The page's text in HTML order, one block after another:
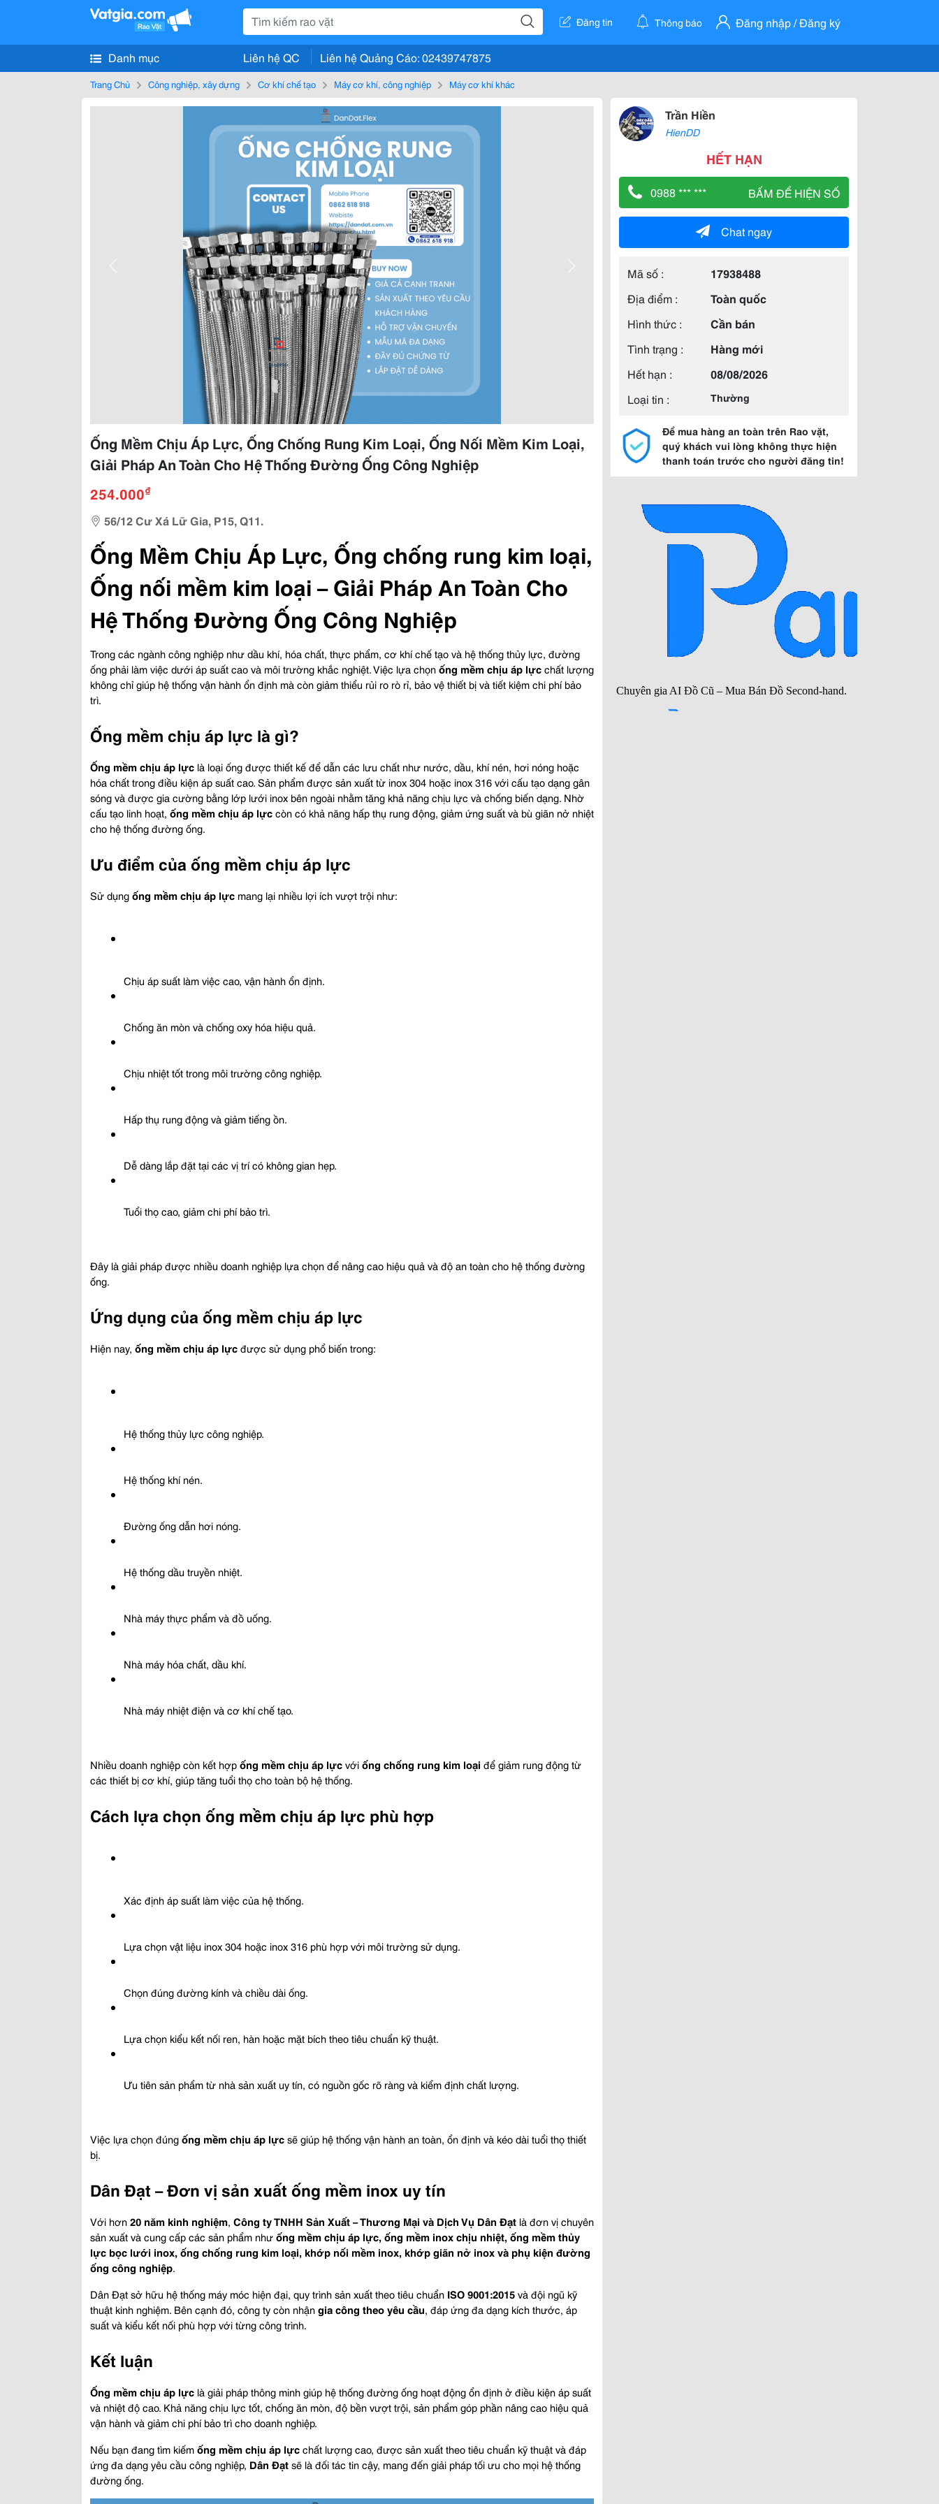
Đăng tin Thông báo Đăng nhập / Đăng ký
Danh mục Liên hệ QC Liên hệ Quảng Cáo: 02439747875
Trang Chủ Công nghiệp, xây dựng Cơ khí chế tạo Máy cơ khí, công nghiệp Máy cơ khí khác
Ống Mềm Chịu Áp Lực, Ống Chống Rung Kim Loại, Ống Nối Mềm Kim Loại,
Giải Pháp An Toàn Cho Hệ Thống Đường Ống Công Nghiệp
254.000₫
56/12 Cư Xá Lữ Gia, P15, Q11.
Ống Mềm Chịu Áp Lực, Ống chống rung kim loại,
Ống nối mềm kim loại – Giải Pháp An Toàn Cho
Hệ Thống Đường Ống Công Nghiệp
Trong các ngành công nghiệp như dầu khí, hóa chất, thực phẩm, cơ khí chế tạo và hệ thống thủy lực, đường
ống phải làm việc dưới áp suất cao và môi trường khắc nghiệt. Việc lựa chọn ống mềm chịu áp lực chất lượng
không chỉ giúp hệ thống vận hành ổn định mà còn giảm thiểu rủi ro rò rỉ, bảo vệ thiết bị và tiết kiệm chi phí bảo
trì.
Ống mềm chịu áp lực là gì?
Ống mềm chịu áp lực là loại ống được thiết kế để dẫn các lưu chất như nước, dầu, khí nén, hơi nóng hoặc
hóa chất trong điều kiện áp suất cao. Sản phẩm được sản xuất từ inox 304 hoặc inox 316 với cấu tạo dạng gân
sóng và được gia cường bằng lớp lưới inox bên ngoài nhằm tăng khả năng chịu lực và chống biến dạng. Nhờ
cấu tạo linh hoạt, ống mềm chịu áp lực còn có khả năng hấp thụ rung động, giảm ứng suất và bù giãn nở nhiệt
cho hệ thống đường ống.
Ưu điểm của ống mềm chịu áp lực
Sử dụng ống mềm chịu áp lực mang lại nhiều lợi ích vượt trội như:
Chịu áp suất làm việc cao, vận hành ổn định.
Chống ăn mòn và chống oxy hóa hiệu quả.
Chịu nhiệt tốt trong môi trường công nghiệp.
Hấp thụ rung động và giảm tiếng ồn.
Dễ dàng lắp đặt tại các vị trí có không gian hẹp.
Tuổi thọ cao, giảm chi phí bảo trì.
Đây là giải pháp được nhiều doanh nghiệp lựa chọn để nâng cao hiệu quả và độ an toàn cho hệ thống đường
ống.
Ứng dụng của ống mềm chịu áp lực
Hiện nay, ống mềm chịu áp lực được sử dụng phổ biến trong:
Hệ thống thủy lực công nghiệp.
Hệ thống khí nén.
Đường ống dẫn hơi nóng.
Hệ thống dầu truyền nhiệt.
Nhà máy thực phẩm và đồ uống.
Nhà máy hóa chất, dầu khí.
Nhà máy nhiệt điện và cơ khí chế tạo.
Nhiều doanh nghiệp còn kết hợp ống mềm chịu áp lực với ống chống rung kim loại để giảm rung động từ
các thiết bị cơ khí, giúp tăng tuổi thọ cho toàn bộ hệ thống.
Cách lựa chọn ống mềm chịu áp lực phù hợp
Xác định áp suất làm việc của hệ thống.
Lựa chọn vật liệu inox 304 hoặc inox 316 phù hợp với môi trường sử dụng.
Chọn đúng đường kính và chiều dài ống.
Lựa chọn kiểu kết nối ren, hàn hoặc mặt bích theo tiêu chuẩn kỹ thuật.
Ưu tiên sản phẩm từ nhà sản xuất uy tín, có nguồn gốc rõ ràng và kiểm định chất lượng.
Việc lựa chọn đúng ống mềm chịu áp lực sẽ giúp hệ thống vận hành an toàn, ổn định và kéo dài tuổi thọ thiết
bị.
Dân Đạt – Đơn vị sản xuất ống mềm inox uy tín
Với hơn 20 năm kinh nghiệm, Công ty TNHH Sản Xuất – Thương Mại và Dịch Vụ Dân Đạt là đơn vị chuyên
sản xuất và cung cấp các sản phẩm như ống mềm chịu áp lực, ống mềm inox chịu nhiệt, ống mềm thủy
lực bọc lưới inox, ống chống rung kim loại, khớp nối mềm inox, khớp giãn nở inox và phụ kiện đường
ống công nghiệp.
Dân Đạt sở hữu hệ thống máy móc hiện đại, quy trình sản xuất theo tiêu chuẩn ISO 9001:2015 và đội ngũ kỹ
thuật kinh nghiệm. Bên cạnh đó, công ty còn nhận gia công theo yêu cầu, đáp ứng đa dạng kích thước, áp
suất và kiểu kết nối phù hợp với từng công trình.
Kết luận
Ống mềm chịu áp lực là giải pháp thông minh giúp hệ thống đường ống hoạt động ổn định ở điều kiện áp suất
và nhiệt độ cao. Khả năng chịu lực tốt, chống ăn mòn, độ bền vượt trội, sản phẩm góp phần nâng cao hiệu quả
vận hành và giảm chi phí bảo trì cho doanh nghiệp.
Nếu bạn đang tìm kiếm ống mềm chịu áp lực chất lượng cao, được sản xuất theo tiêu chuẩn kỹ thuật và đáp
ứng đa dạng yêu cầu công nghiệp, Dân Đạt sẽ là đối tác tin cậy, mang đến giải pháp tối ưu cho mọi hệ thống
đường ống.
Trần Hiền
HienDD
HẾT HẠN
0988 *** *** BẤM ĐỂ HIỆN SỐ
Chat ngay
Mã số :
17938488
Địa điểm :
Toàn quốc
Hình thức :
Cần bán
Tình trạng :
Hàng mới
Hết hạn :
08/08/2026
Loại tin :
Thường
Để mua hàng an toàn trên Rao vặt,
quý khách vui lòng không thực hiện
thanh toán trước cho người đăng tin!